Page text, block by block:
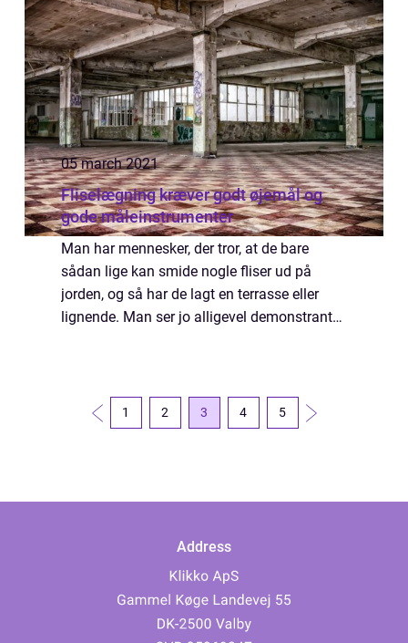
05 march 2021
Fliselægning kræver godt øjemål og
gode måleinstrumenter
Man har mennesker, der tror, at de bare
sådan lige kan smide nogle fliser ud på
jorden, og så har de lagt en terrasse eller
lignende. Man ser jo alligevel demonstranter
1 2 3 4 5
Address